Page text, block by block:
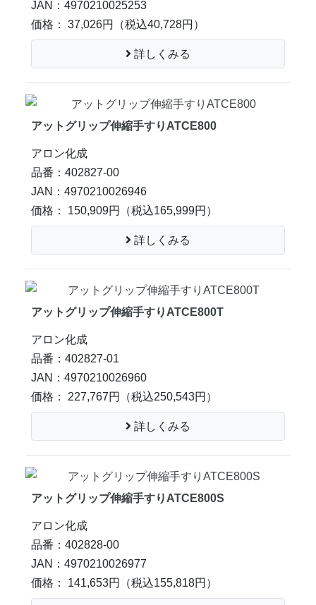
JAN：4970210025253
価格： 37,026円
（税込40,728円）
詳しくみる
アットグリップ伸縮手すりATCE800
アロン化成
品番：402827-00
JAN：4970210026946
価格： 150,909円
（税込165,999円）
詳しくみる
アットグリップ伸縮手すりATCE800T
アロン化成
品番：402827-01
JAN：4970210026960
価格： 227,767円
（税込250,543円）
詳しくみる
アットグリップ伸縮手すりATCE800S
アロン化成
品番：402828-00
JAN：4970210026977
価格： 141,653円
（税込155,818円）